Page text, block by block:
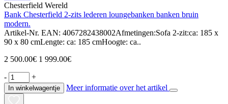
Chesterfield Wereld
Bank Chesterfield 2-zits lederen loungebanken banken bruin
modern.
Artikel-Nr. EAN: 4067282438002Afmetingen:Sofa 2-zit:ca: 185 x
90 x 80 cmLengte: ca: 185 cmHoogte: ca..
2 500.00€ 1 999.00€
- +
In winkelwagentje Meer informatie over het artikel